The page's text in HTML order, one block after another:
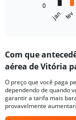
Range:
12
The
chart
has
1
jan fev
0
Com que
aérea de Vitória
O preço que você paga
dependendo de quando
garantir a tarifa mais
provavelmente